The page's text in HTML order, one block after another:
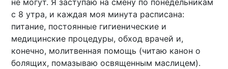
не могут. Я заступаю на смену по понедельникам
с 8 утра, и каждая моя минута расписана:
питание, постоянные гигиенические и
медицинские процедуры, обход врачей и,
конечно, молитвенная помощь (читаю канон о
болящих, помазываю освященным маслицем).